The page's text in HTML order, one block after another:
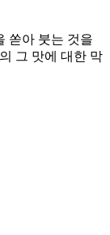
쏟아 붓는 것을
그 맛에 대한 막